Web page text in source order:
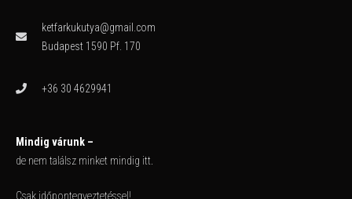
ketfarkukutya@gmail.com
Budapest 1590 Pf. 170
+36 30 4629941
Mindig várunk –
de nem találsz minket mindig itt.
Csak időpontegyeztetéssel!